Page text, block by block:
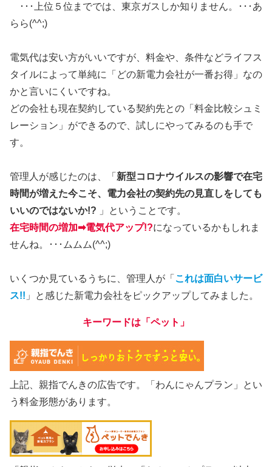
･･･上位５位まででは、東京ガスしか知りません。･･･あ
らら(^^;)
電気代は安い方がいいですが、料金や、条件などライフス
タイルによって単純に「どの新電力会社が一番お得」なの
かと言いにくいですね。
どの会社も現在契約している契約先との「料金比較シュミ
レーション」ができるので、試しにやってみるのも手で
す。
管理人が感じたのは、「 新型コロナウイルスの影響で在宅
時間が増えた今こそ、電力会社の契約先の見直しをしても
いいのではないか!? 」ということです。
在宅時間の増加➡電気代アップ!?になっているかもしれま
せんね。･･･ムムム(^^;)
いくつか見ているうちに、管理人が「 これは面白いサービ
ス!! 」と感じた新電力会社をピックアップしてみました。
キーワードは「ペット」
上記、親指でんきの広告です。「わんにゃんプラン」とい
う料金形態があります。